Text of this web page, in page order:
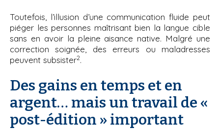
Toutefois, l’illusion d’une communication fluide peut
piéger les personnes maîtrisant bien la langue cible
sans en avoir la pleine aisance native. Malgré une
correction soignée, des erreurs ou maladresses
peuvent subsister2.
Des gains en temps et en
argent… mais un travail de «
post-édition » important